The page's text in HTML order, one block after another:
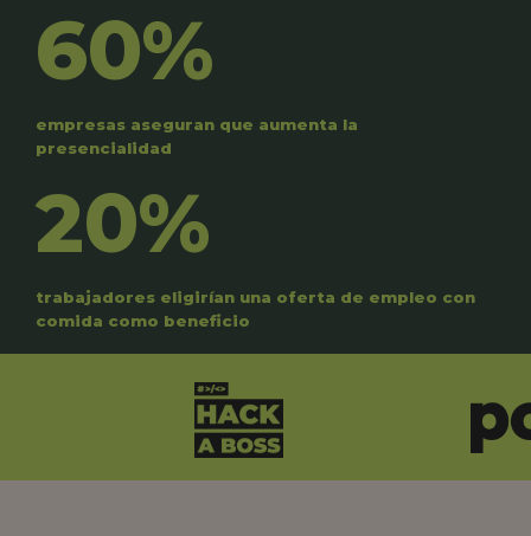
60%
empresas aseguran que aumenta la
presencialidad
20%
trabajadores eligirían una oferta de empleo con
comida como beneficio